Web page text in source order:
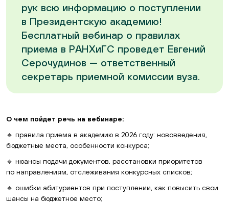
рук всю информацию о поступлении
в Президентскую академию!
Бесплатный вебинар о правилах
приема в РАНХиГС проведет Евгений
Серочудинов — ответственный
секретарь приемной комиссии вуза.
О чем пойдет речь на вебинаре:
🔹 правила приема в академию в 2026 году: нововведения,
бюджетные места, особенности конкурса;
🔹 нюансы подачи документов, расстановки приоритетов
по направлениям, отслеживания конкурсных списков;
🔹 ошибки абитуриентов при поступлении, как повысить свои
шансы на бюджетное место;